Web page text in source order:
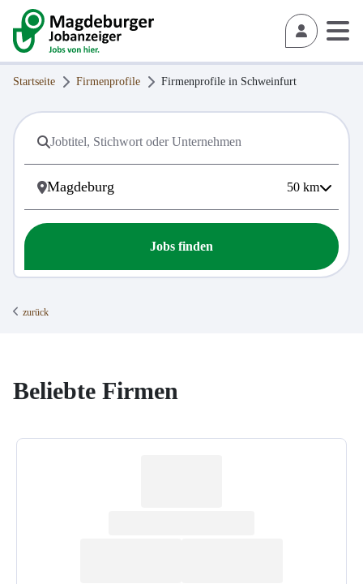
Startseite Firmenprofile Firmenprofile in Schweinfurt
50 km
Jobs finden
zurück
Beliebte Firmen